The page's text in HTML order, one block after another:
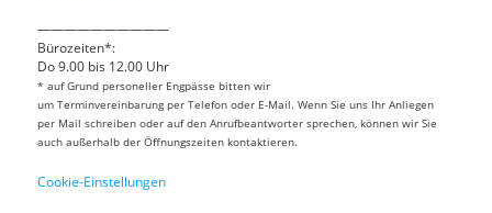
——————————
Bürozeiten*:
Do 9.00 bis 12.00 Uhr
* auf Grund personeller Engpässe bitten wir
um Terminvereinbarung per Telefon oder E-Mail. Wenn Sie uns Ihr Anliegen
per Mail schreiben oder auf den Anrufbeantworter sprechen, können wir Sie
auch außerhalb der Öffnungszeiten kontaktieren.
Cookie-Einstellungen